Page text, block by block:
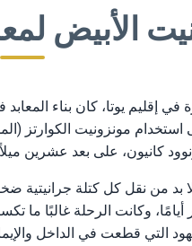
الأبيض
في إقليم يوتا، كان بناء
مونزونيت الكوارتز
كانيون، على بعد عشرين
بد من نقل كل كتلة
وكانت الرحلة غالبًا ما
التي قطعت في الداخل